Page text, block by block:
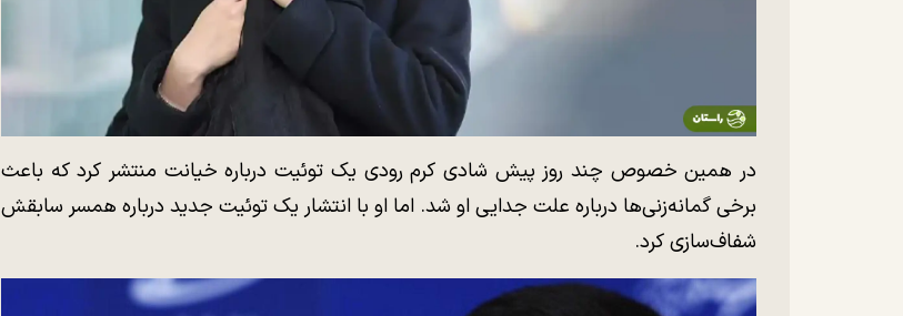
در همین خصوص چند روز پیش شادی کرم رودی یک توئیت درباره خیانت منتشر کرد که باعث
برخی گمانه‌زنی‌ها درباره علت جدایی او شد. اما او با انتشار یک توئیت جدید درباره همسر سابقش
شفاف‌سازی کرد.